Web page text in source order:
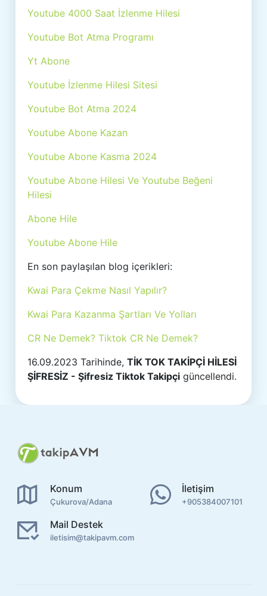
Youtube 4000 Saat İzlenme Hilesi
Youtube Bot Atma Programı
Yt Abone
Youtube İzlenme Hilesi Sitesi
Youtube Bot Atma 2024
Youtube Abone Kazan
Youtube Abone Kasma 2024
Youtube Abone Hilesi Ve Youtube Beğeni
Hilesi
Abone Hile
Youtube Abone Hile
En son paylaşılan blog içerikleri:
Kwai Para Çekme Nasıl Yapılır?
Kwai Para Kazanma Şartları Ve Yolları
CR Ne Demek? Tiktok CR Ne Demek?
16.09.2023 Tarihinde,TİK TOK TAKİPÇİ HİLESİ
ŞİFRESİZ - Şifresiz Tiktok Takipçi güncellendi.
Konum
Çukurova/Adana
İletişim
+905384007101
Mail Destek
iletisim@takipavm.com